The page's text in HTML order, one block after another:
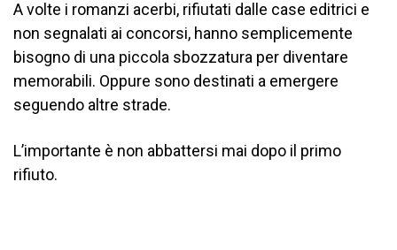
A volte i romanzi acerbi, rifiutati dalle case editrici e
non segnalati ai concorsi, hanno semplicemente
bisogno di una piccola sbozzatura per diventare
memorabili. Oppure sono destinati a emergere
seguendo altre strade.
L’importante è non abbattersi mai dopo il primo
rifiuto.